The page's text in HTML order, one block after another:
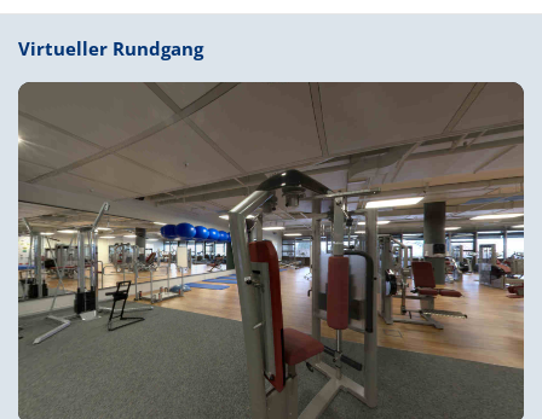
Virtueller Rundgang